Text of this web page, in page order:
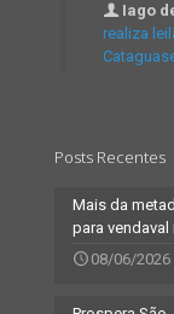
Iago
realiza
Posts Recentes
Mais da
para vendaval
08/06/2026